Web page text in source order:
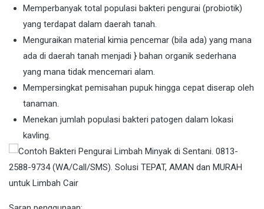
Memperbanyak total populasi bakteri pengurai (probiotik)
yang terdapat dalam daerah tanah.
Menguraikan material kimia pencemar (bila ada) yang mana
ada di daerah tanah menjadi } bahan organik sederhana
yang mana tidak mencemari alam.
Mempersingkat pemisahan pupuk hingga cepat diserap oleh
tanaman.
Menekan jumlah populasi bakteri patogen dalam lokasi
kavling.